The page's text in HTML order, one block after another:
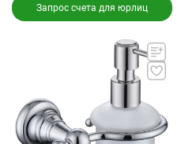
Запрос счета для юрлиц